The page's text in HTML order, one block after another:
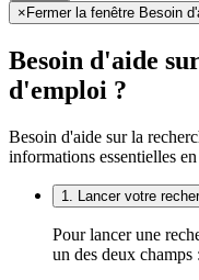
× Fermer la fenêtre Besoin
Besoin d'aide
d'emploi ?
Besoin d'aide sur la
informations essentielles
1. Lancer votre
Pour lancer une
un des deux champs :